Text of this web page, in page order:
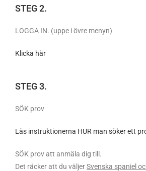
STEG 2.
LOGGA IN. (uppe i övre menyn)
Klicka här
STEG 3.
SÖK prov
Läs instruktionerna HUR man söker ett
SÖK prov att anmäla dig till.
Det räcker att du väljerSvenska spaniel